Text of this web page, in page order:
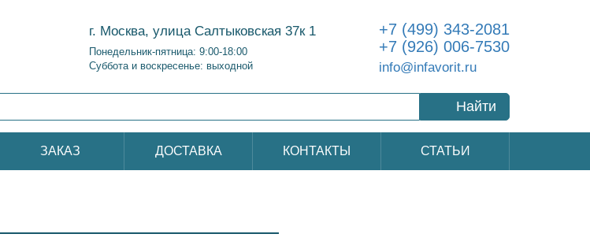
г. Москва, улица Салтыковская 37к 1
Понедельник-пятница: 9:00-18:00
Суббота и воскресенье: выходной
+7 (499) 343-2081
+7 (926) 006-7530
info@infavorit.ru
Найти
ЗАКАЗ ДОСТАВКА КОНТАКТЫ СТАТЬИ